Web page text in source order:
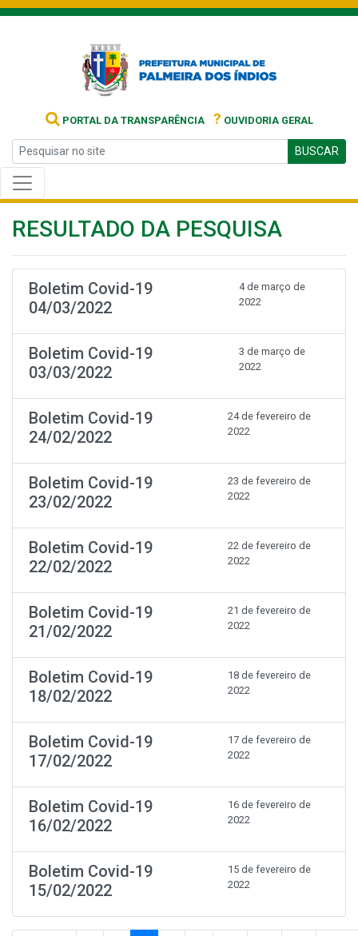
PORTAL DA TRANSPARÊNCIA ? OUVIDORIA GERAL
BUSCAR
RESULTADO DA PESQUISA
Boletim Covid-19
04/03/2022
4 de março de
2022
Boletim Covid-19
03/03/2022
3 de março de
2022
Boletim Covid-19
24/02/2022
24 de fevereiro de
2022
Boletim Covid-19
23/02/2022
23 de fevereiro de
2022
Boletim Covid-19
22/02/2022
22 de fevereiro de
2022
Boletim Covid-19
21/02/2022
21 de fevereiro de
2022
Boletim Covid-19
18/02/2022
18 de fevereiro de
2022
Boletim Covid-19
17/02/2022
17 de fevereiro de
2022
Boletim Covid-19
16/02/2022
16 de fevereiro de
2022
Boletim Covid-19
15/02/2022
15 de fevereiro de
2022